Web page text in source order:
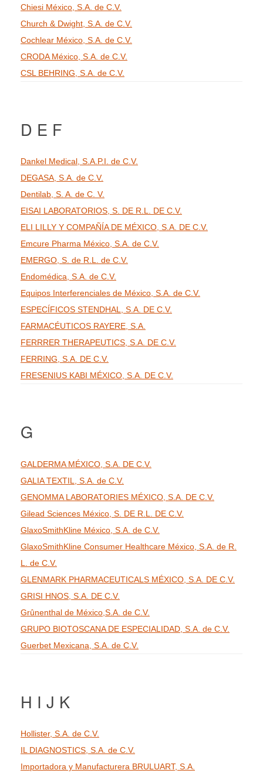
Chiesi México, S.A. de C.V.
Church & Dwight, S.A. de C.V.
Cochlear México, S.A. de C.V.
CRODA México, S.A. de C.V.
CSL BEHRING, S.A. de C.V.
D E F
Dankel Medical, S.A.P.I. de C.V.
DEGASA, S.A. de C.V.
Dentilab, S. A. de C. V.
EISAI LABORATORIOS, S. DE R.L. DE C.V.
ELI LILLY Y COMPAÑÍA DE MÉXICO, S.A. DE C.V.
Emcure Pharma México, S.A. de C.V.
EMERGO, S. de R.L. de C.V.
Endomédica, S.A. de C.V.
Equipos Interferenciales de México, S.A. de C.V.
ESPECÍFICOS STENDHAL, S.A. DE C.V.
FARMACÉUTICOS RAYERE, S.A.
FERRRER THERAPEUTICS, S.A. DE C.V.
FERRING, S.A. DE C.V.
FRESENIUS KABI MÉXICO, S.A. DE C.V.
G
GALDERMA MÉXICO, S.A. DE C.V.
GALIA TEXTIL, S.A. de C.V.
GENOMMA LABORATORIES MÉXICO, S.A. DE C.V.
Gilead Sciences México, S. DE R.L. DE C.V.
GlaxoSmithKline México, S.A. de C.V.
GlaxoSmithKline Consumer Healthcare México, S.A. de R.
L. de C.V.
GLENMARK PHARMACEUTICALS MÉXICO, S.A. DE C.V.
GRISI HNOS, S.A. DE C.V.
Grûnenthal de México,S.A. de C.V.
GRUPO BIOTOSCANA DE ESPECIALIDAD, S.A. de C.V.
Guerbet Mexicana, S.A. de C.V.
H I J K
Hollister, S.A. de C.V.
IL DIAGNOSTICS, S.A. de C.V.
Importadora y Manufacturera BRULUART, S.A.